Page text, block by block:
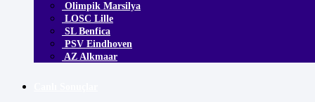
Olimpik Marsilya
LOSC Lille
SL Benfica
PSV Eindhoven
AZ Alkmaar